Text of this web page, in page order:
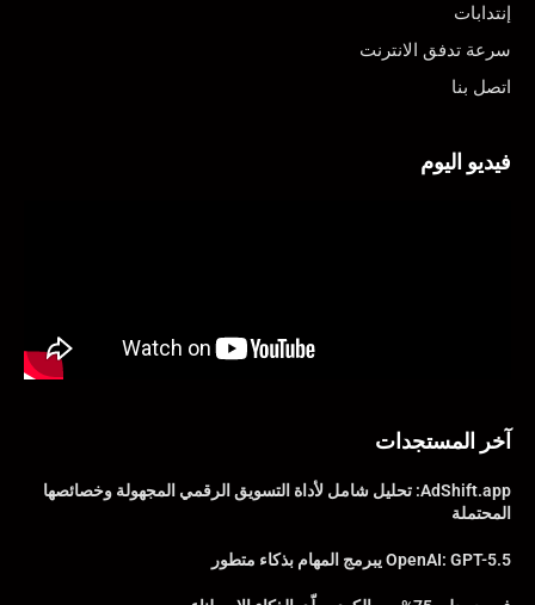
إنتدابات
سرعة تدفق الانترنت
اتصل بنا
فيديو اليوم
آخر المستجدات
AdShift.app: تحليل شامل لأداة التسويق الرقمي المجهولة وخصائصها
المحتملة
OpenAI: GPT-5.5 يبرمج المهام بذكاء متطور